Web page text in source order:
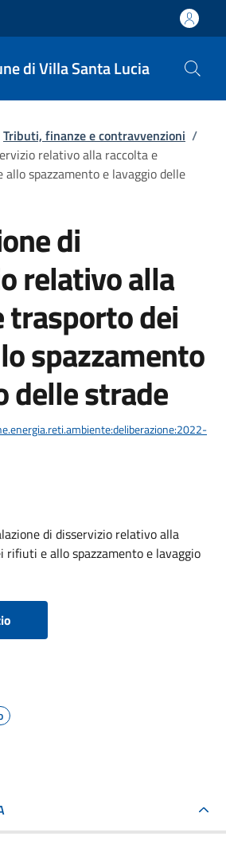
di Villa Santa Lucia
Tributi, finanze e contravvenzioni /
relativo alla raccolta e
spazzamento e lavaggio delle
di
relativo alla
trasporto dei
spazzamento
delle strade
di disservizio relativo alla
rifiuti e allo spazzamento e lavaggio